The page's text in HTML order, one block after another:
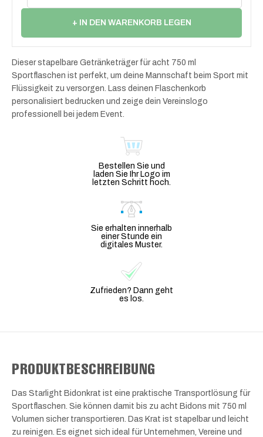
+ IN DEN WARENKORB LEGEN
Dieser stapelbare Getränketräger für acht 750 ml
Sportflaschen ist perfekt, um deine Mannschaft beim Sport mit
Flüssigkeit zu versorgen. Lass deinen Flaschenkorb
personalisiert bedrucken und zeige dein Vereinslogo
professionell bei jedem Event.
Bestellen Sie und
laden Sie Ihr Logo im
letzten Schritt hoch.
Sie erhalten innerhalb
einer Stunde ein
digitales Muster.
Zufrieden? Dann geht
es los.
PRODUKTBESCHREIBUNG
Das Starlight Bidonkrat ist eine praktische Transportlösung für
Sportflaschen. Sie können damit bis zu acht Bidons mit 750 ml
Volumen sicher transportieren. Das Krat ist stapelbar und leicht
zu reinigen. Es eignet sich ideal für Unternehmen, Vereine und